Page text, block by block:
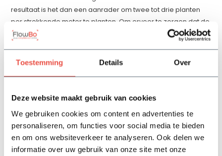
Toestemming Details Over
Deze website maakt gebruik van cookies
We gebruiken cookies om content en advertenties te
personaliseren, om functies voor social media te bieden
en om ons websiteverkeer te analyseren. Ook delen we
informatie over uw gebruik van onze site met onze
resultaat is het dan een aanrader om twee tot drie planten
per strekkende meter te planten. Om ervoor te zorgen dat de
plant de muur mooi gaat bedekken, is het wel nodig om hem
degelijke klimhulp, zoals draden of gaas. Je kunt deze
heester ook tegen een pergola of een prieeltje laten groeien.
voorkomen dat de bloemen bevriezen. Een andere goede tip
is om de winterjasmijn over een stenen rand te laten groeien.
Zodra de gele bloemetjes aan de takken verschijnen doet dit
denken aan een ware waterval van bloemen.
Winterjasmijn in huis of op het balkon